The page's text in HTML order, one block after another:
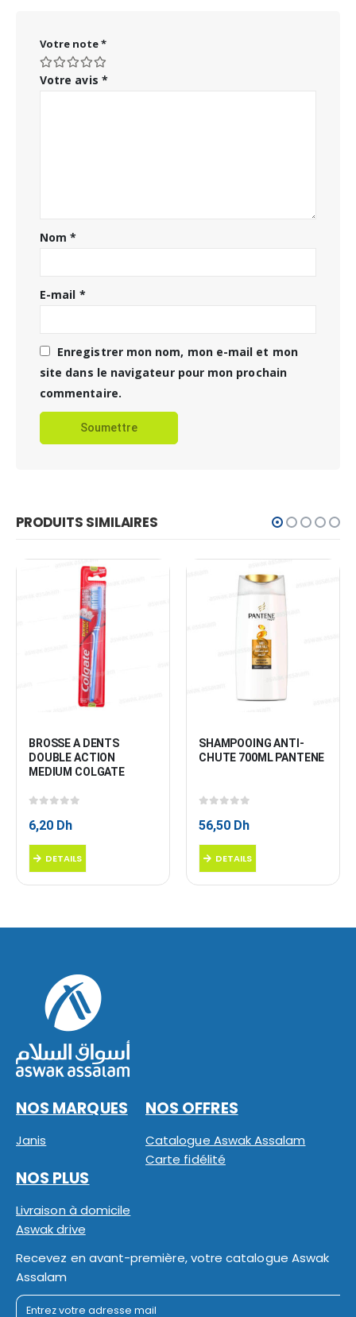
Votre note*
Votre avis *
Nom*
E-mail *
Enregistrer mon nom, mon e-mail et mon
site dans le navigateur pour mon prochain
commentaire.
PRODUITS SIMILAIRES
BROSSE A DENTS
DOUBLE ACTION
MEDIUM COLGATE
6,20 Dh
DETAILS
SHAMPOOING ANTI-
CHUTE 700ML PANTENE
56,50 Dh
DETAILS
NOS MARQUES
Janis
NOS OFFRES
Catalogue Aswak Assalam
Carte fidélité
NOS PLUS
Livraison à domicile
Aswak drive
Recevez en avant-première, votre catalogue Aswak
Assalam